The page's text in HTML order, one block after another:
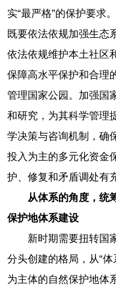
实“最严格”的保护要求
既要依法依规加强生态
依法依规维护本土社区
保障高水平保护和合理
管理国家公园。加强国
和研究，为其科学管理
学决策与咨询机制，确
投入为主的多元化资金
护、修复和矛盾调处有
从体系的角度，统
保护地体系建设
新时期需要扭转国
分头创建的格局，从“
为主体的自然保护地体